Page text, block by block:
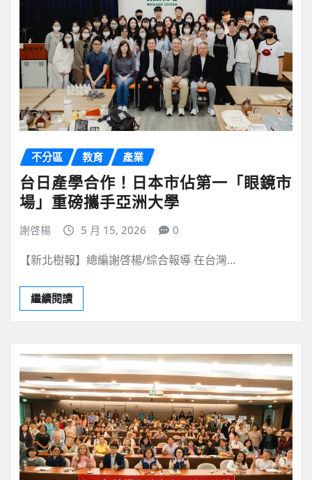
不分區 教育 產業
台日產學合作！日本市佔第一「眼鏡市
場」重磅攜手亞洲大學
謝啓楊 5 月 15, 2026 0
【新北樹報】總編謝啓楊/綜合報導 在台灣…
繼續閱讀